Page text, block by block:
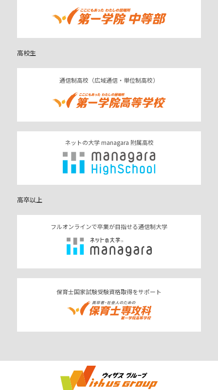
高校生
通信制高校（広域通信・単位制高校）
ネットの大学 managara 附属高校
高卒以上
フルオンラインで卒業が目指せる通信制大学
保育士国家試験受験資格取得をサポート